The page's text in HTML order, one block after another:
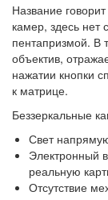
Название
камер, здесь нет
пентапризмой. В
объектив,
нажатии кнопки
к матрице.
Беззеркальные
Свет
Электронный
реальную
Отсутствие